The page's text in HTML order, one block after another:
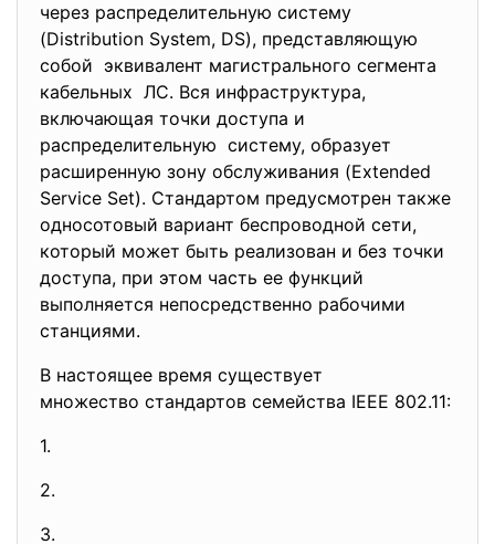
через распределительную систему
(Distribution System, DS), представляющую
собой эквивалент магистрального сегмента
кабельных ЛС. Вся инфраструктура,
включающая точки доступа и
распределительную систему, образует
расширенную зону обслуживания (Extended
Service Set). Стандартом предусмотрен также
односотовый вариант беспроводной сети,
который может быть реализован и без точки
доступа, при этом часть ее функций
выполняется непосредственно рабочими
станциями.
В настоящее время существует
множество стандартов семейства IEEE 802.11:
1.
2.
3.